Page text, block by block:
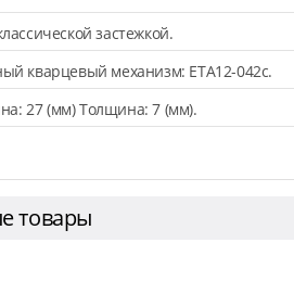
застежкой.
кварцевый механизм: ETA12-042c.
27 (мм) Толщина: 7 (мм).
товары